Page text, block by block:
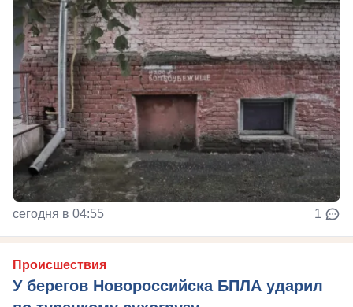
сегодня в 04:55 1
Происшествия
У берегов Новороссийска БПЛА ударил